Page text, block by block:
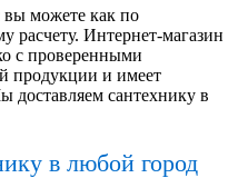
вы можете как по
расчету. Интернет-магазин
с проверенными
продукции и имеет
доставляем сантехнику в
в любой город